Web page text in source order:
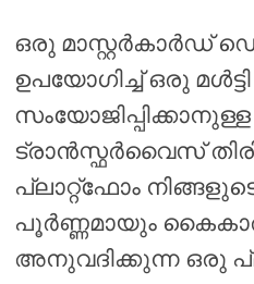
ഒരു മാസ്റ്റർകാർഡ്
ഉപയോഗിച്ച് ഒരു
ട്രാൻസ്ഫർവൈസ്
പ്ലാറ്റ്ഫോം
പൂർണ്ണമായും
അനുവദിക്കുന്ന ഒരു